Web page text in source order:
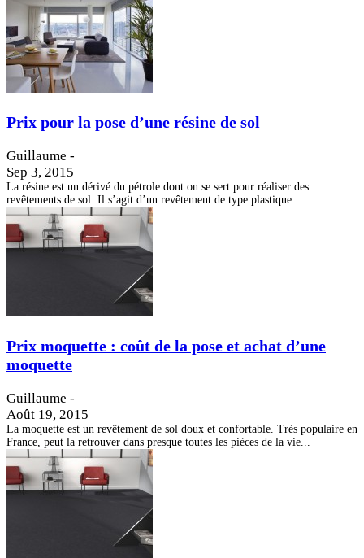
Prix pour la pose d’une résine de sol
Guillaume -
Sep 3, 2015
La résine est un dérivé du pétrole dont on se sert pour réaliser des
revêtements de sol. Il s’agit d’un revêtement de type plastique...
Prix moquette : coût de la pose et achat d’une
moquette
Guillaume -
Août 19, 2015
La moquette est un revêtement de sol doux et confortable. Très populaire en
France, peut la retrouver dans presque toutes les pièces de la vie...